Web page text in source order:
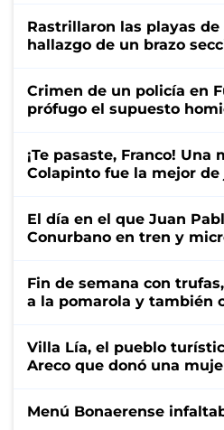
Rastrillaron las playas de
hallazgo de un brazo
Crimen de un policía en
prófugo el supuesto
¡Te pasaste, Franco! Una
Colapinto fue la mejor de
El día en el que Juan
Conurbano en tren y
Fin de semana con
a la pomarola y también
Villa Lía, el pueblo
Areco que donó una
Menú Bonaerense